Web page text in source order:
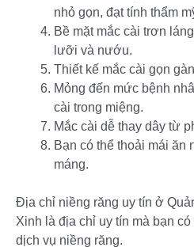
nhỏ gọn, đạt tính thẩm
Bề mặt mắc cài trơn
lưỡi và nướu.
Thiết kế mắc cài gọn
Mỏng đến mức bệnh
cài trong miệng.
Mắc cài dễ thay dây từ
Bạn có thể thoải mái ăn
máng.
Địa chỉ niềng răng uy tín ở
Xinh là địa chỉ uy tín mà bạn
dịch vụ niềng răng.